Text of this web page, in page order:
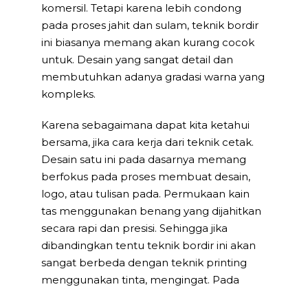
komersil. Tetapi karena lebih condong
pada proses jahit dan sulam, teknik bordir
ini biasanya memang akan kurang cocok
untuk. Desain yang sangat detail dan
membutuhkan adanya gradasi warna yang
kompleks.
Karena sebagaimana dapat kita ketahui
bersama, jika cara kerja dari teknik cetak.
Desain satu ini pada dasarnya memang
berfokus pada proses membuat desain,
logo, atau tulisan pada. Permukaan kain
tas menggunakan benang yang dijahitkan
secara rapi dan presisi. Sehingga jika
dibandingkan tentu teknik bordir ini akan
sangat berbeda dengan teknik printing
menggunakan tinta, mengingat. Pada